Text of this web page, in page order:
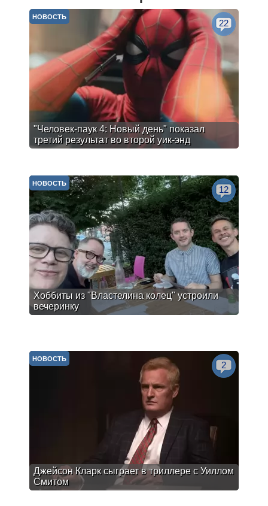
"Человек-паук 4: Новый день" показал
третий результат во второй уик-энд
НОВОСТЬ
22
Хоббиты из "Властелина колец" устроили
вечеринку
НОВОСТЬ
12
Джейсон Кларк сыграет в триллере с Уиллом
Смитом
НОВОСТЬ
2